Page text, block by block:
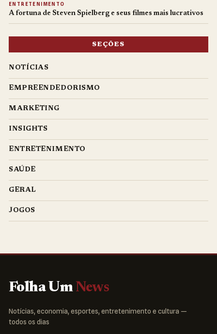
ENTRETENIMENTO
A fortuna de Steven Spielberg e seus filmes mais lucrativos
SEÇÕES
NOTÍCIAS
EMPREENDEDORISMO
MARKETING
INSIGHTS
ENTRETENIMENTO
SAÚDE
GERAL
JOGOS
Folha Um News
Notícias, economia, esportes, entretenimento e cultura —
todos os dias